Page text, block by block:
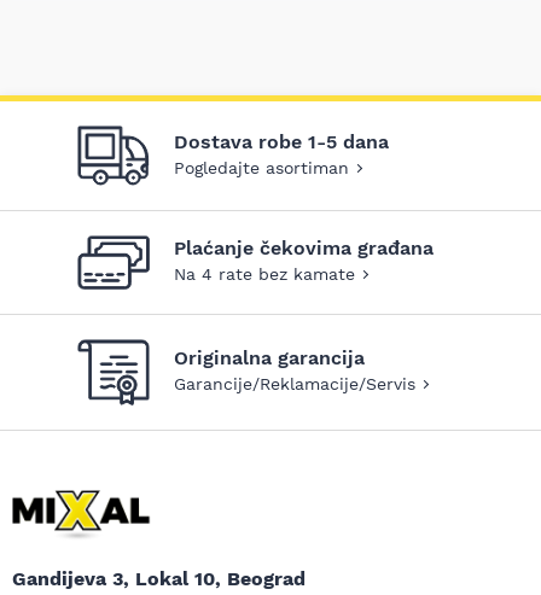
Dostava robe 1-5 dana
Pogledajte asortiman
Plaćanje čekovima građana
Na 4 rate bez kamate
Originalna garancija
Garancije/Reklamacije/Servis
Gandijeva 3, Lokal 10, Beograd